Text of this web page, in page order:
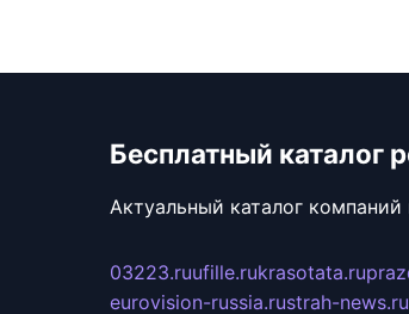
Бесплатный каталог
Актуальный каталог
03223.ruufille.rukrasotata.ru
eurovision-russia.rustrah-news.ru